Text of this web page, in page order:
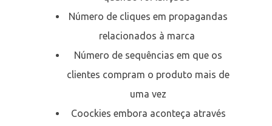
Número de cliques em propagandas
relacionados à marca
Número de sequências em que os
clientes compram o produto mais de
uma vez
Coockies embora aconteça através